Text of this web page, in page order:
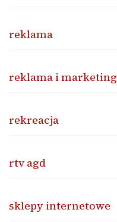
reklama
reklama i marketing
rekreacja
rtv agd
sklepy internetowe